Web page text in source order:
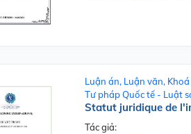
Luận án, Luận văn,
Tư pháp Quốc tế - Luật
Statut juridique de
Tác giả: